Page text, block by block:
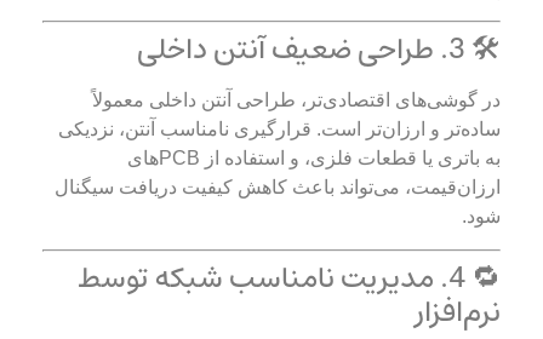
🛠️ 3. طراحی ضعیف آنتن داخلی
در گوشی‌های اقتصادی‌تر، طراحی آنتن داخلی معمولاً
ساده‌تر و ارزان‌تر است. قرارگیری نامناسب آنتن، نزدیکی
به باتری یا قطعات فلزی، و استفاده از PCBهای
ارزان‌قیمت، می‌تواند باعث کاهش کیفیت دریافت سیگنال
شود.
🔁 4. مدیریت نامناسب شبکه توسط
نرم‌افزار